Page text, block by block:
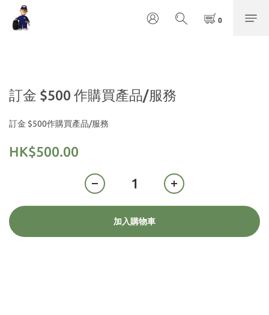
訂金 $500 作購買產品/服務
訂金 $500作購買產品/服務
HK$500.00
加入購物車